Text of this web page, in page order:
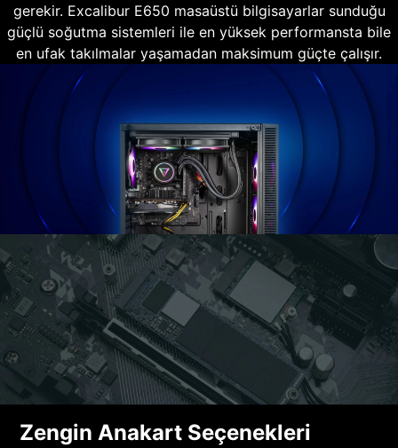
gerekir. Excalibur E650 masaüstü bilgisayarlar sunduğu
güçlü soğutma sistemleri ile en yüksek performansta bile
en ufak takılmalar yaşamadan maksimum güçte çalışır.
Zengin Anakart Seçenekleri